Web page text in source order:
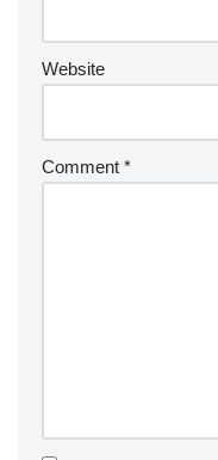
Website
Comment *